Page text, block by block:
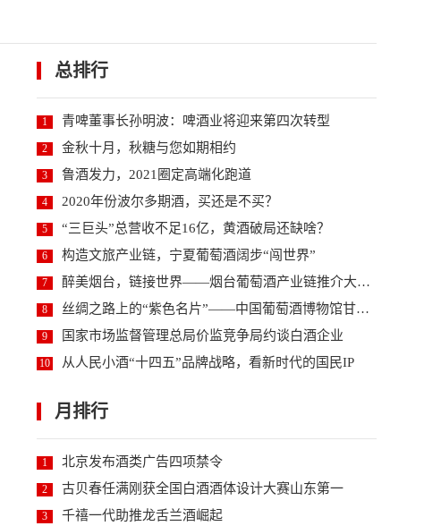
总排行
1 青啤董事长孙明波：啤酒业将迎来第四次转型
2 金秋十月，秋糖与您如期相约
3 鲁酒发力，2021圈定高端化跑道
4 2020年份波尔多期酒，买还是不买？
5 “三巨头”总营收不足16亿，黄酒破局还缺啥？
6 构造文旅产业链，宁夏葡萄酒阔步“闯世界”
7 醉美烟台，链接世界——烟台葡萄酒产业链推介大会暨2...
8 丝绸之路上的“紫色名片”——中国葡萄酒博物馆甘肃河...
9 国家市场监督管理总局价监竞争局约谈白酒企业
10 从人民小酒“十四五”品牌战略，看新时代的国民IP
月排行
1 北京发布酒类广告四项禁令
2 古贝春任满刚获全国白酒酒体设计大赛山东第一
3 千禧一代助推龙舌兰酒崛起